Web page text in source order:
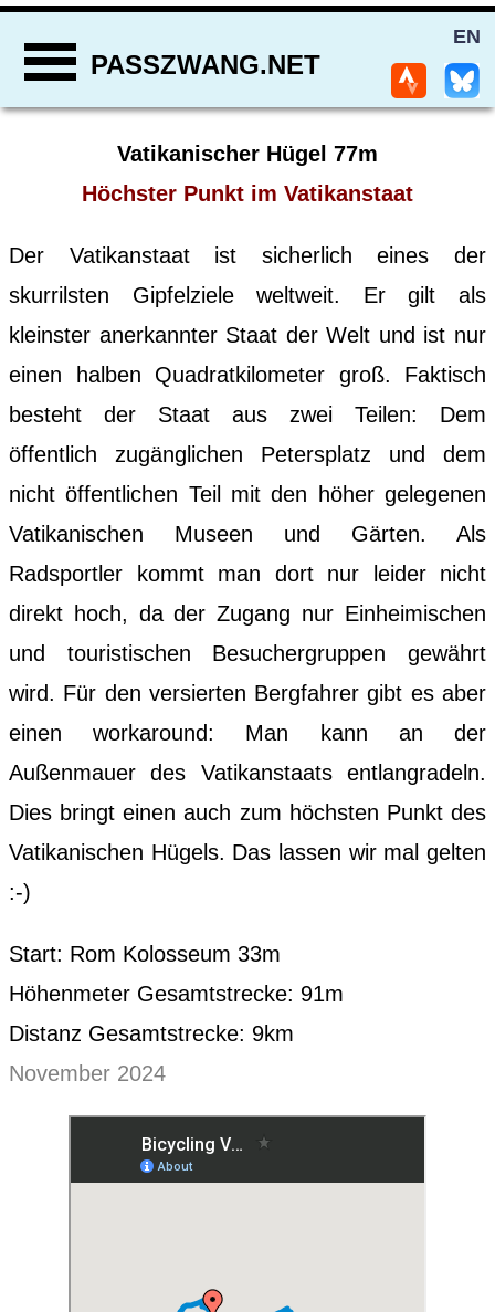
EN
PASSZWANG.NET
Vatikanischer Hügel 77m
Höchster Punkt im Vatikanstaat
Der Vatikanstaat ist sicherlich eines der
skurrilsten Gipfelziele weltweit. Er gilt als
kleinster anerkannter Staat der Welt und ist nur
einen halben Quadratkilometer groß. Faktisch
besteht der Staat aus zwei Teilen: Dem
öffentlich zugänglichen Petersplatz und dem
nicht öffentlichen Teil mit den höher gelegenen
Vatikanischen Museen und Gärten. Als
Radsportler kommt man dort nur leider nicht
direkt hoch, da der Zugang nur Einheimischen
und touristischen Besuchergruppen gewährt
wird. Für den versierten Bergfahrer gibt es aber
einen workaround: Man kann an der
Außenmauer des Vatikanstaats entlangradeln.
Dies bringt einen auch zum höchsten Punkt des
Vatikanischen Hügels. Das lassen wir mal gelten
:-)
Start: Rom Kolosseum 33m
Höhenmeter Gesamtstrecke: 91m
Distanz Gesamtstrecke: 9km
November 2024